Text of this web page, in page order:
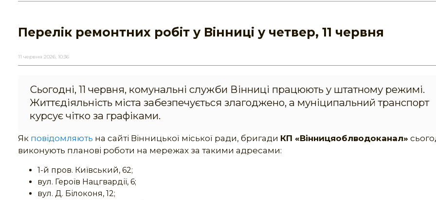
Перелік ремонтних робіт у Вінниці у четвер, 11 червня
11 червня 2026, 10:36
Сьогодні, 11 червня, комунальні служби Вінниці працюють у штатному режимі.
Життєдіяльність міста забезпечується злагоджено, а муніципальний транспорт
курсує чітко за графіками.
Як повідомляють на сайті Вінницької міської ради, бригади КП «Вінницяоблводоканал»
виконують планові роботи на мережах за такими адресами:
1-й пров. Київський, 62;
вул. Героїв Нацгвардії, 6;
вул. Д. Білоконя, 12;